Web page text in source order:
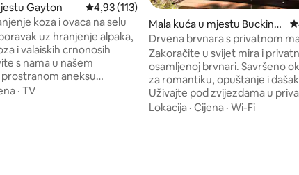
recenzija: 240
Gayton Prosječna ocjena: 4,93 od 5, recenzija: 113
4,93 (113)
koza i ovaca na selu
uz hranjenje alpaka,
i valaiskih crnonosih
s nama u našem
aneksu
uživajte u pogledu na
· TV
Mala kuća u mjestu Bucking
hamshire
Drvena brvnara s privatnom
kadom
Zakoračite u svijet mira i
osamljenoj brvnari. Savršeno
za romantiku, opuštanje i
Uživajte pod zvijezdama u
masažnoj kadi, udobno se
Lokacija · Cijena · Wi-Fi